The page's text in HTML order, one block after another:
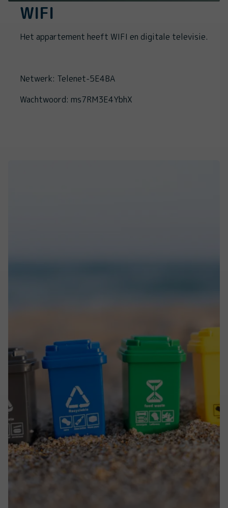
WIFI
Het appartement heeft WIFI en digitale televisie.
Netwerk: Telenet-5E4BA
Wachtwoord: ms7RM3E4YbhX